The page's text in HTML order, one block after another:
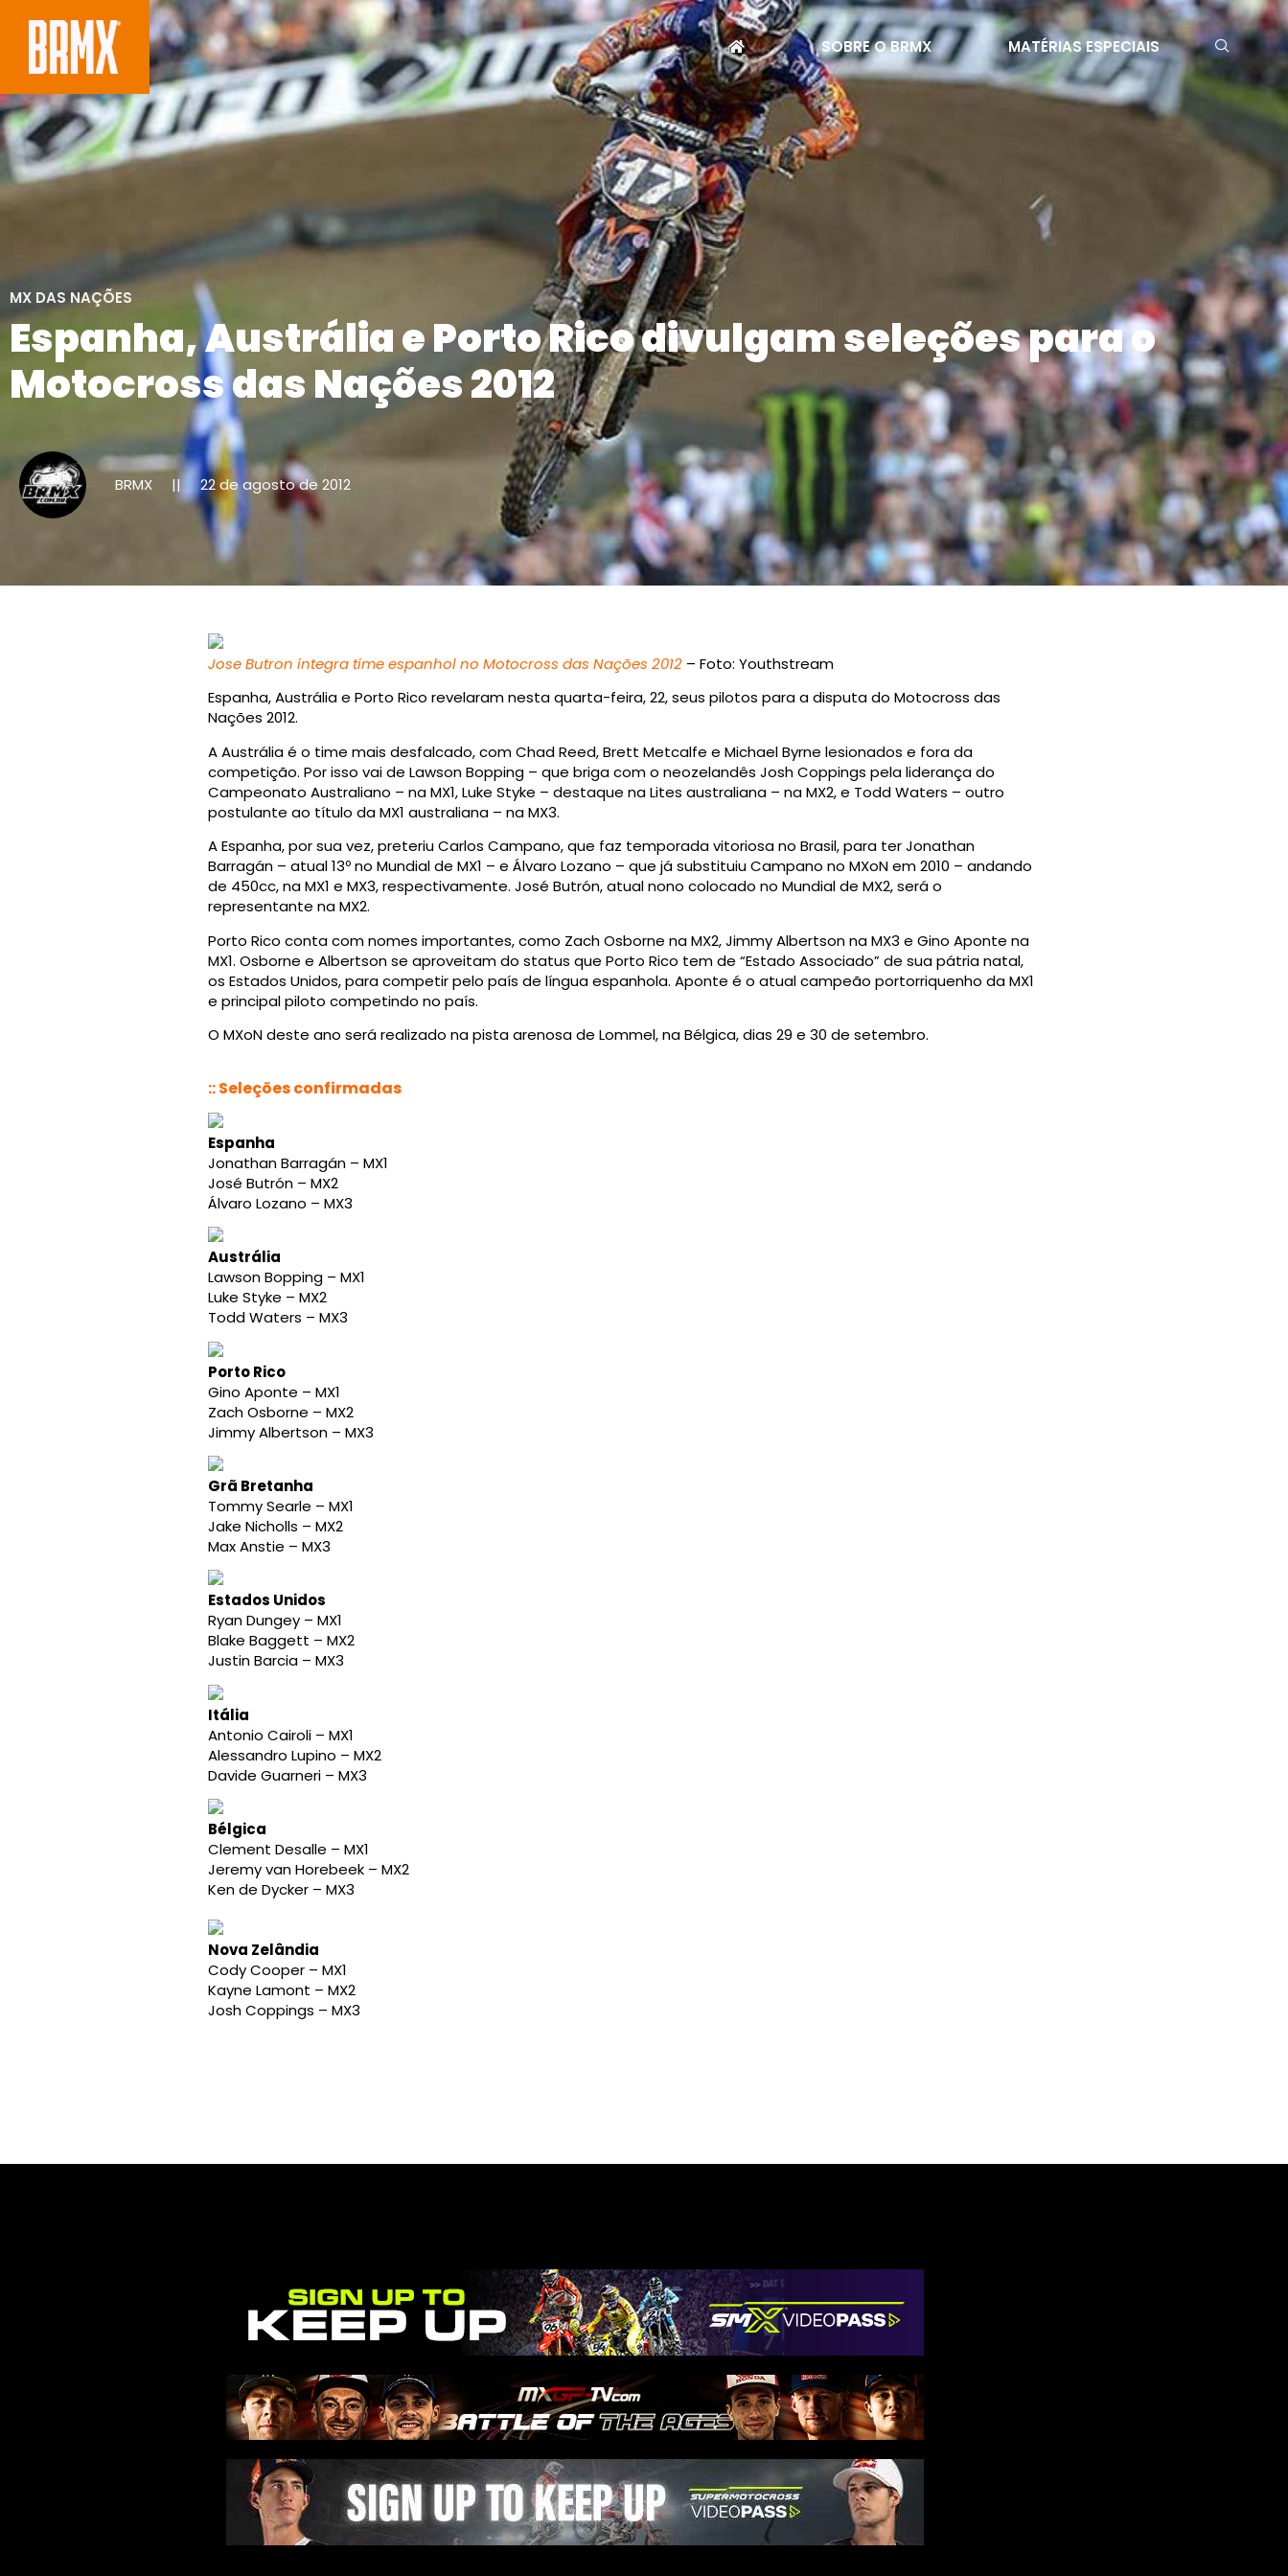
SOBRE O BRMX MATÉRIAS ESPECIAIS
MX DAS NAÇÕES
Espanha, Austrália e Porto Rico divulgam seleções para o
Motocross das Nações 2012
BRMX || 22 de agosto de 2012
Jose Butron integra time espanhol no Motocross das Nações 2012– Foto: Youthstream
Espanha, Austrália e Porto Rico revelaram nesta quarta-feira, 22, seus pilotos para a disputa do Motocross das
Nações 2012.
A Austrália é o time mais desfalcado, com Chad Reed, Brett Metcalfe e Michael Byrne lesionados e fora da
competição. Por isso vai de Lawson Bopping – que briga com o neozelandês Josh Coppings pela liderança do
Campeonato Australiano – na MX1, Luke Styke – destaque na Lites australiana – na MX2, e Todd Waters – outro
postulante ao título da MX1 australiana – na MX3.
A Espanha, por sua vez, preteriu Carlos Campano, que faz temporada vitoriosa no Brasil, para ter Jonathan
Barragán – atual 13º no Mundial de MX1 – e Álvaro Lozano – que já substituiu Campano no MXoN em 2010 – andando
de 450cc, na MX1 e MX3, respectivamente. José Butrón, atual nono colocado no Mundial de MX2, será o
representante na MX2.
Porto Rico conta com nomes importantes, como Zach Osborne na MX2, Jimmy Albertson na MX3 e Gino Aponte na
MX1. Osborne e Albertson se aproveitam do status que Porto Rico tem de “Estado Associado” de sua pátria natal,
os Estados Unidos, para competir pelo país de língua espanhola. Aponte é o atual campeão portorriquenho da MX1
e principal piloto competindo no país.
O MXoN deste ano será realizado na pista arenosa de Lommel, na Bélgica, dias 29 e 30 de setembro.
:: Seleções confirmadas
Espanha
Jonathan Barragán – MX1
José Butrón – MX2
Álvaro Lozano – MX3
Austrália
Lawson Bopping – MX1
Luke Styke – MX2
Todd Waters – MX3
Porto Rico
Gino Aponte – MX1
Zach Osborne – MX2
Jimmy Albertson – MX3
Grã Bretanha
Tommy Searle – MX1
Jake Nicholls – MX2
Max Anstie – MX3
Estados Unidos
Ryan Dungey – MX1
Blake Baggett – MX2
Justin Barcia – MX3
Itália
Antonio Cairoli – MX1
Alessandro Lupino – MX2
Davide Guarneri – MX3
Bélgica
Clement Desalle – MX1
Jeremy van Horebeek – MX2
Ken de Dycker – MX3
Nova Zelândia
Cody Cooper – MX1
Kayne Lamont – MX2
Josh Coppings – MX3